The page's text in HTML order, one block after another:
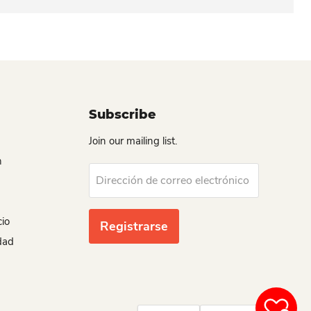
Subscribe
Join our mailing list.
Dirección de correo electrónico
Registrarse